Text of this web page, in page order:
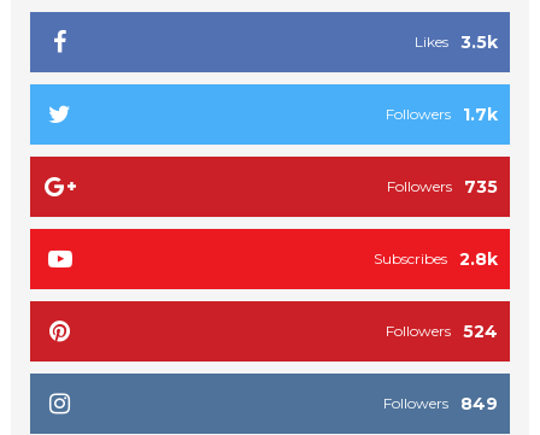
3.5k
Likes
1.7k
Followers
735
Followers
2.8k
Subscribes
524
Followers
849
Followers